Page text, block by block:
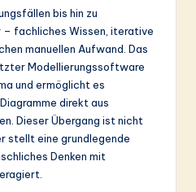
bis hin zu
fachliches Wissen, iterative
manuellen Aufwand. Das
Modellierungssoftware
und ermöglicht es
direkt aus
Dieser Übergang ist nicht
stellt eine grundlegende
Denken mit